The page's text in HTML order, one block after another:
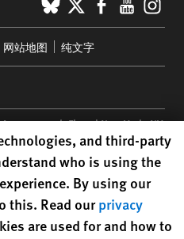
网站地图 纯文字
34th Floor | New York,NY
nonprofit registered in the US
preferencesand third-party
who is using the
By using our
this. Read ourprivacy
are used for and how to